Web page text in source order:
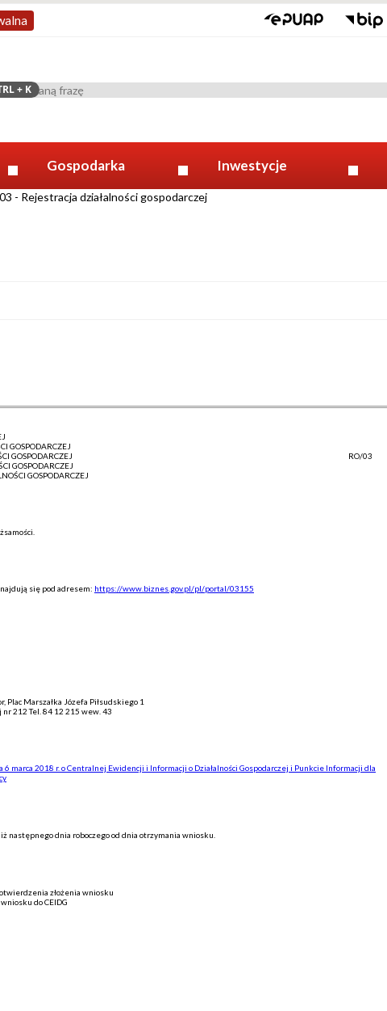
+ K
Gospodarka Inwestycje
- Rejestracja działalności gospodarczej
GOSPODARCZEJ
GOSPODARCZEJ
GOSPODARCZEJ
GOSPODARCZEJ
RO/03
się pod adresem: https://www.biznes.gov.pl/pl/portal/03155
Plac Marszałka Józefa Piłsudskiego 1
nr 212 Tel. 84 12 215 wew. 43
6 marca 2018 r. o Centralnej Ewidencji i Informacji o Działalności Gospodarczej i Punkcie Informacji dla
następnego dnia roboczego od dnia otrzymania wniosku.
złożenia wniosku
do CEIDG